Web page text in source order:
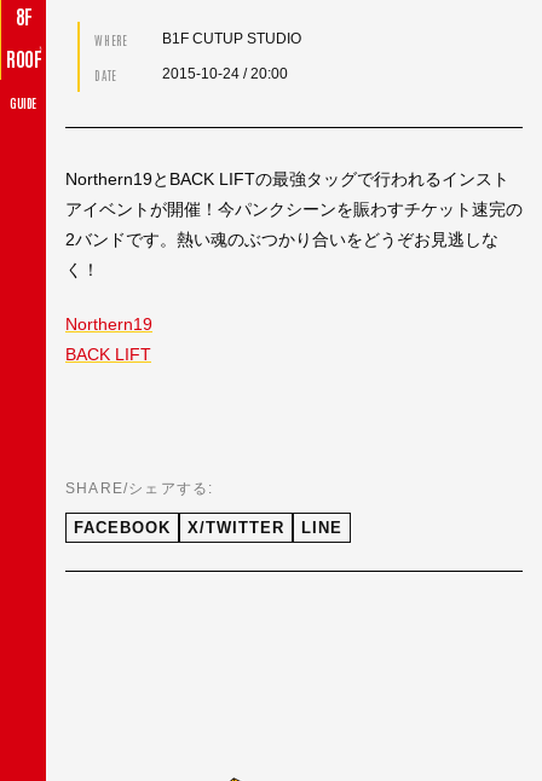
8F
ROOF♪
GUIDE
WHERE B1F CUTUP STUDIO
DATE 2015-10-24 / 20:00
Northern19とBACK LIFTの最強タッグで行われるインスト
アイベントが開催！今パンクシーンを賑わすチケット速完の
2バンドです。熱い魂のぶつかり合いをどうぞお見逃しな
く！
Northern19
BACK LIFT
SHARE/シェアする:
FACEBOOK X/TWITTER LINE